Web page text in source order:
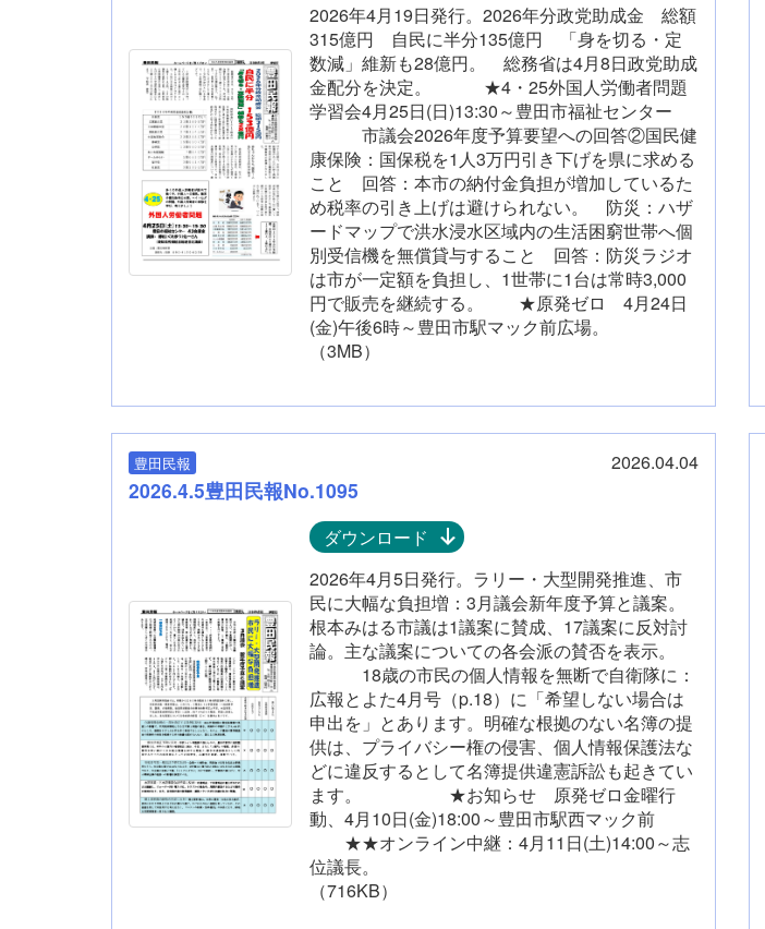
2026年4月19日発行。2026年分政党助成金 総額
315億円 自民に半分135億円 「身を切る・定
数減」維新も28億円。 総務省は4月8日政党助成
金配分を決定。 ★4・25外国人労働者問題
学習会4月25日(日)13:30～豊田市福祉センター
市議会2026年度予算要望への回答②国民健
康保険：国保税を1人3万円引き下げを県に求める
こと 回答：本市の納付金負担が増加しているた
め税率の引き上げは避けられない。 防災：ハザ
ードマップで洪水浸水区域内の生活困窮世帯へ個
別受信機を無償貸与すること 回答：防災ラジオ
は市が一定額を負担し、1世帯に1台は常時3,000
円で販売を継続する。 ★原発ゼロ 4月24日
(金)午後6時～豊田市駅マック前広場。
（3MB）
豊田民報 2026.04.04
2026.4.5豊田民報No.1095
ダウンロード
2026年4月5日発行。ラリー・大型開発推進、市
民に大幅な負担増：3月議会新年度予算と議案。
根本みはる市議は1議案に賛成、17議案に反対討
論。主な議案についての各会派の賛否を表示。
18歳の市民の個人情報を無断で自衛隊に：
広報とよた4月号（p.18）に「希望しない場合は
申出を」とあります。明確な根拠のない名簿の提
供は、プライバシー権の侵害、個人情報保護法な
どに違反するとして名簿提供違憲訴訟も起きてい
ます。 ★お知らせ 原発ゼロ金曜行
動、4月10日(金)18:00～豊田市駅西マック前
★★オンライン中継：4月11日(土)14:00～志
位議長。
（716KB）